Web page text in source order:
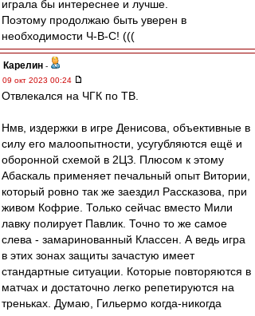
играла бы интереснее и лучше.
Поэтому продолжаю быть уверен в
необходимости Ч-В-С! (((
Карелин -
09 окт 2023 00:24
Отвлекался на ЧГК по ТВ.
Нмв, издержки в игре Денисова, объективные в
силу его малоопытности, усугубляются ещё и
оборонной схемой в 2ЦЗ. Плюсом к этому
Абаскаль применяет печальный опыт Витории,
который ровно так же заездил Рассказова, при
живом Кофрие. Только сейчас вместо Мили
лавку полирует Павлик. Точно то же самое
слева - замаринованный Классен. А ведь игра
в этих зонах защиты зачастую имеет
стандартные ситуации. Которые повторяются в
матчах и достаточно легко репетируются на
треньках. Думаю, Гильермо когда-никогда